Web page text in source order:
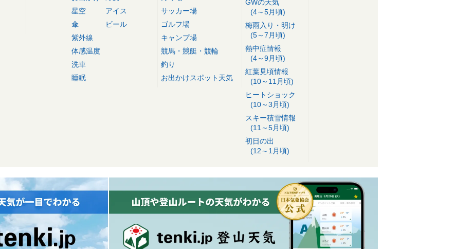
星空
傘
紫外線
体感温度
洗車
睡眠
アイス
ビール
サッカー場
ゴルフ場
キャンプ場
競馬・競艇・競輪
釣り
お出かけスポット天気
GWの天気
(4～5月頃)
梅雨入り・明け
(5～7月頃)
熱中症情報
(4～9月頃)
紅葉見頃情報
(10～11月頃)
ヒートショック
(10～3月頃)
スキー積雪情報
(11～5月頃)
初日の出
(12～1月頃)